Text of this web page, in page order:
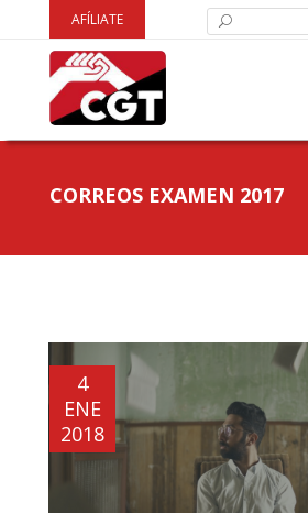
AFÍLIATE
CORREOS EXAMEN 2017
4
ENE
2018